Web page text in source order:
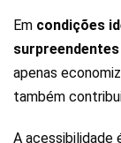
Em condições
apenas
também
A acessibilidade